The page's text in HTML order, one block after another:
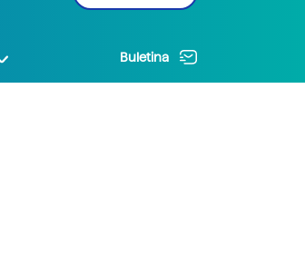
Buletina